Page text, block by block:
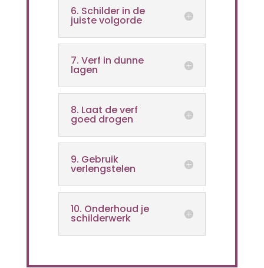
6. Schilder in de
juiste volgorde
7. Verf in dunne
lagen
8. Laat de verf
goed drogen
9. Gebruik
verlengstelen
10. Onderhoud je
schilderwerk